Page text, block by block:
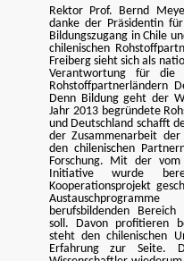
Rektor Prof. Bernd
danke der Präsidentin
Bildungszugang in Chile
chilenischen
Freiberg sieht sich als
Verantwortung für die
Rohstoffpartnerländern
Denn Bildung geht der
Jahr 2013 begründete
und Deutschland schafft
der Zusammenarbeit
den chilenischen
Forschung. Mit der
Initiative wurde
Kooperationsprojekt
berufsbildenden
soll. Davon profitieren
steht den chilenischen
Erfahrung zur Seite.